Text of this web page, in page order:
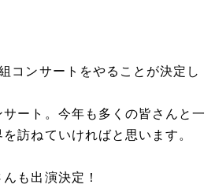
コンサートをやることが決定し
ート。今年も多くの皆さんと一
訪ねていければと思います。
も出演決定！